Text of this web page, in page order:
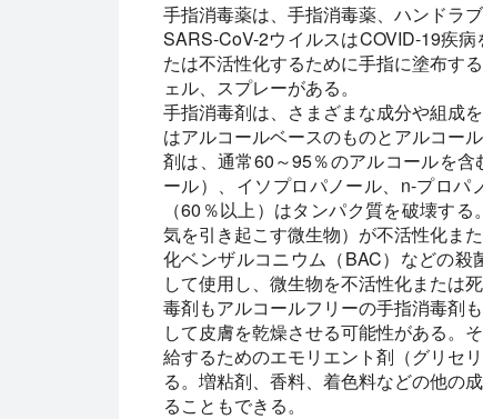
手指消毒薬は、手指消毒薬、ハンドラ
SARS-CoV-2ウイルスはCOVID-19疾
たは不活性化するために手指に塗布す
ェル、スプレーがある。
手指消毒剤は、さまざまな成分や組成
はアルコールベースのものとアルコー
剤は、通常60～95％のアルコールを
ール）、イソプロパノール、n-プロ
（60％以上）はタンパク質を破壊す
気を引き起こす微生物）が不活性化ま
化ベンザルコニウム（BAC）などの
して使用し、微生物を不活性化または
毒剤もアルコールフリーの手指消毒剤
して皮膚を乾燥させる可能性がある。
給するためのエモリエント剤（グリセ
る。増粘剤、香料、着色料などの他の
ることもできる。